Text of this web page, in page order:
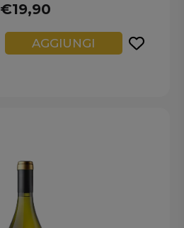
€19,90
AGGIUNGI